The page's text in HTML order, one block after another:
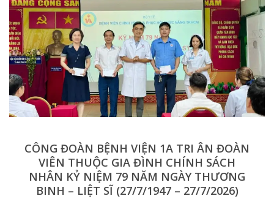
CÔNG ĐOÀN BỆNH VIỆN 1A TRI ÂN ĐOÀN
VIÊN THUỘC GIA ĐÌNH CHÍNH SÁCH
NHÂN KỶ NIỆM 79 NĂM NGÀY THƯƠNG
BINH – LIỆT SĨ (27/7/1947 – 27/7/2026)